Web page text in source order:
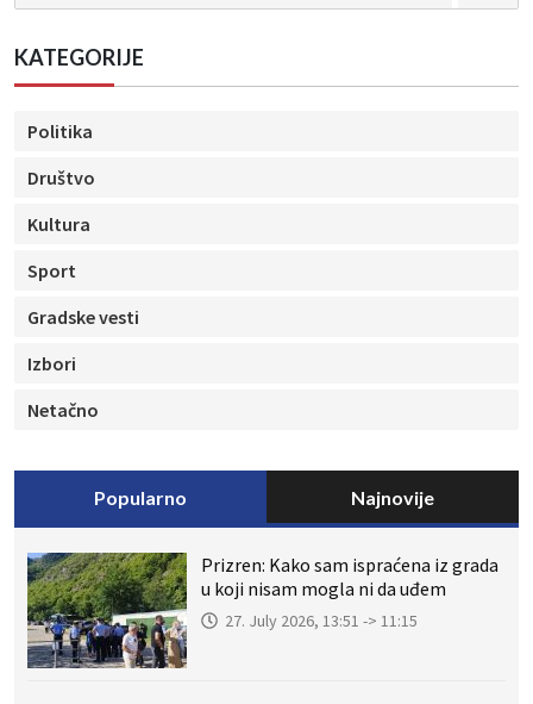
KATEGORIJE
Politika
Društvo
Kultura
Sport
Gradske vesti
Izbori
Netačno
Popularno Najnovije
Prizren: Kako sam ispraćena iz grada
u koji nisam mogla ni da uđem
27. July 2026, 13:51 -> 11:15